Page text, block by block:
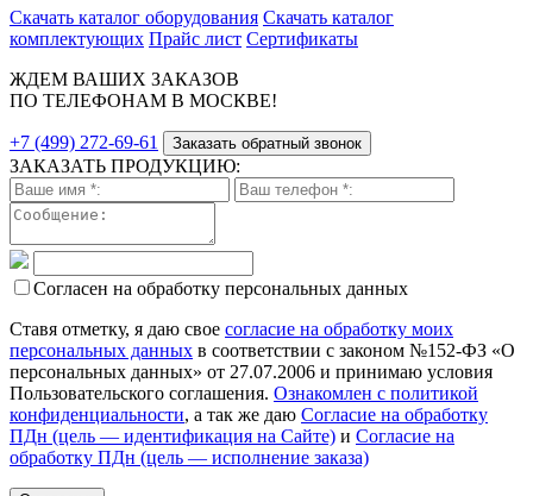
Скачать каталог оборудования Скачать каталог
комплектующих Прайс лист Сертификаты
ЖДЕМ ВАШИХ ЗАКАЗОВ
ПО ТЕЛЕФОНАМ В МОСКВЕ!
+7 (499) 272-69-61 Заказать обратный звонок
ЗАКАЗАТЬ ПРОДУКЦИЮ:
Согласен на обработку персональных данных
Ставя отметку, я даю свое согласие на обработку моих
персональных данных в соответствии с законом №152-ФЗ «О
персональных данных» от 27.07.2006 и принимаю условия
Пользовательского соглашения. Ознакомлен с политикой
конфиденциальности, а так же даю Согласие на обработку
ПДн (цель — идентификация на Сайте) и Согласие на
обработку ПДн (цель — исполнение заказа)